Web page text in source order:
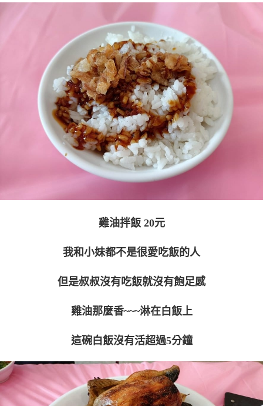
雞油拌飯 20元
我和小妹都不是很愛吃飯的人
但是叔叔沒有吃飯就沒有飽足感
雞油那麼香~~~淋在白飯上
這碗白飯沒有活超過5分鐘